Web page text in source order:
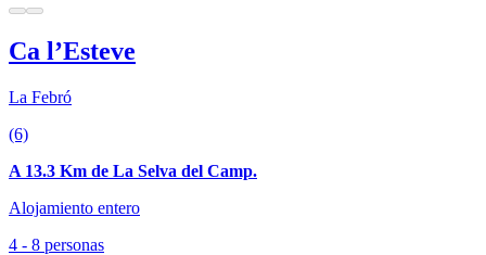
Ca l’Esteve
La Febró
(6)
A 13.3 Km de La Selva del Camp.
Alojamiento entero
4 - 8 personas